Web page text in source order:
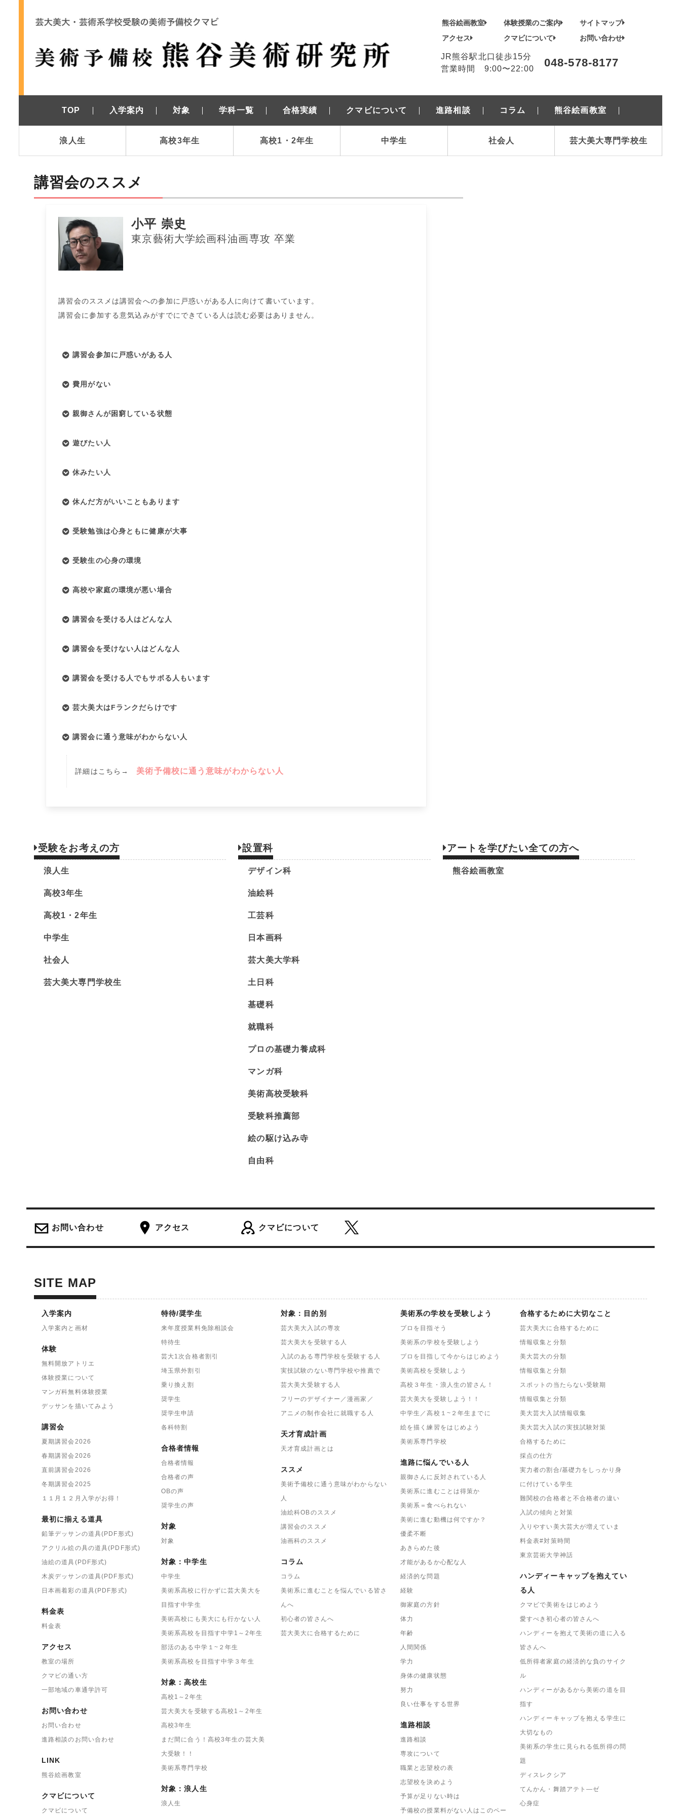
熊谷絵画教室 体験授業のご案内
サイトマップ
アクセス
クマビについて お問い合わせ
JR熊谷駅北口徒歩15分
営業時間 9:00〜22:00
048-578-8177
TOP 入学案内 対象 学科一覧 合格実績 クマビについて 進路相談 コラム 熊谷絵画教室
浪人生 高校3年生 高校1・2年生 中学生 社会人 芸大美大専門学校生
講習会のススメ
小平 崇史
東京藝術大学絵画科油画専攻 卒業
講習会のススメは講習会への参加に戸惑いがある人に向けて書いています。
講習会に参加する意気込みがすでにできている人は読む必要はありません。
講習会参加に戸惑いがある人
費用がない
親御さんが困窮している状態
遊びたい人
休みたい人
休んだ方がいいこともあります
受験勉強は心身ともに健康が大事
受験生の心身の環境
高校や家庭の環境が悪い場合
講習会を受ける人はどんな人
講習会を受けない人はどんな人
講習会を受ける人でもサボる人もいます
芸大美大はFランクだらけです
講習会に通う意味がわからない人
詳細はこちら→ 美術予備校に通う意味がわからない人
受験をお考えの方
浪人生
高校3年生
高校1・2年生
中学生
社会人
芸大美大専門学校生
設置科
デザイン科
油絵科
工芸科
日本画科
芸大美大学科
土日科
基礎科
就職科
プロの基礎力養成科
マンガ科
美術高校受験科
受験科推薦部
絵の駆け込み寺
自由科
アートを学びたい全ての方へ
熊谷絵画教室
お問い合わせ アクセス クマビについて
SITE MAP
入学案内
入学案内と画材
体験
無料開放アトリエ
体験授業について
マンガ科無料体験授業
デッサンを描いてみよう
講習会
夏期講習会2026
春期講習会2026
直前講習会2026
冬期講習会2025
１１月１２月入学がお得！
最初に揃える道具
鉛筆デッサンの道具(PDF形式)
アクリル絵の具の道具(PDF形式)
油絵の道具(PDF形式)
木炭デッサンの道具(PDF形式)
日本画着彩の道具(PDF形式)
料金表
料金表
アクセス
教室の場所
クマビの通い方
一部地域の車通学許可
お問い合わせ
お問い合わせ
進路相談のお問い合わせ
LINK
熊谷絵画教室
クマビについて
クマビについて
特待/奨学生
来年度授業料免除相談会
特待生
芸大1次合格者割引
埼玉県外割引
乗り換え割
奨学生
奨学生申請
各科特割
合格者情報
合格者情報
合格者の声
OBの声
奨学生の声
対象
対象
対象：中学生
中学生
美術系高校に行かずに芸大美大を
目指す中学生
美術高校にも美大にも行かない人
美術系高校を目指す中学1～2年生
部活のある中学１~２年生
美術系高校を目指す中学３年生
対象：高校生
高校1～2年生
芸大美大を受験する高校1～2年生
高校3年生
まだ間に合う！高校3年生の芸大美
大受験！！
美術系専門学校
対象：浪人生
浪人生
対象：目的別
芸大美大入試の専攻
芸大美大を受験する人
入試のある専門学校を受験する人
実技試験のない専門学校や推薦で
芸大美大受験する人
フリーのデザイナー／漫画家／
アニメの制作会社に就職する人
天才育成計画
天才育成計画とは
ススメ
美術予備校に通う意味がわからない
人
油絵科OBのススメ
講習会のススメ
油画科のススメ
コラム
コラム
美術系に進むことを悩んでいる皆さ
んへ
初心者の皆さんへ
芸大美大に合格するために
美術系の学校を受験しよう
プロを目指そう
美術系の学校を受験しよう
プロを目指して今からはじめよう
美術高校を受験しよう
高校３年生・浪人生の皆さん！
芸大美大を受験しよう！！
中学生／高校１~２年生までに
絵を描く練習をはじめよう
美術系専門学校
進路に悩んでいる人
親御さんに反対されている人
美術系に進むことは得策か
美術系＝食べられない
美術に進む動機は何ですか？
優柔不断
あきらめた後
才能があるか心配な人
経済的な問題
経験
御家庭の方針
体力
年齢
人間関係
学力
身体の健康状態
努力
良い仕事をする世界
進路相談
進路相談
専攻について
職業と志望校の表
志望校を決めよう
予算が足りない時は
予備校の授業料がない人はこのペー
合格するために大切なこと
芸大美大に合格するために
情報収集と分類
美大芸大の分類
情報収集と分類
スポットの当たらない受験期
情報収集と分類
美大芸大入試情報収集
美大芸大入試の実技試験対策
合格するために
採点の仕方
実力者の割合/基礎力をしっかり身
に付けている学生
難関校の合格者と不合格者の違い
入試の傾向と対策
入りやすい美大芸大が増えていま
料金表#対策時間
東京芸術大学神話
ハンディーキャップを抱えてい
る人
クマビで美術をはじめよう
愛すべき初心者の皆さんへ
ハンディーを抱えて美術の道に入る
皆さんへ
低所得者家庭の経済的な負のサイク
ル
ハンディーがあるから美術の道を目
指す
ハンディーキャップを抱える学生に
大切なもの
美術系の学生に見られる低所得の問
題
ディスレクシア
てんかん・舞踏アテト―ゼ
心身症